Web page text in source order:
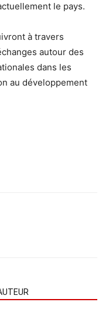
le pays.
à travers
autour des
dans les
au développement